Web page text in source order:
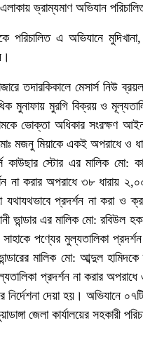
ভ্রাম্যমাণ অভিযান
পরিচালিত এ অভিযানে
তদারকিকালে মেসার্স নিউ
মুনাফায় মুরগি বিক্রয় ও
ভোক্তা অধিকার সংরক্ষণ
মজনু মিয়াকে একই অপরাধে ও
কাউছার স্টোর এর মালিক মো:
না করার অপরাধে ৩৮ ধারায়
প্রদর্শন না করা ও
ভান্ডার এর মালিক মো:
পণ্যের মুল্যতালিকা
মালিক মো: আব্দুল
প্রদর্শন না করার
দেয়া হয়। অভিযানে
জেলা কার্যালয়ের সহকারী